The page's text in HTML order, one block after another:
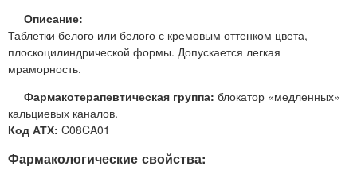
Описание:
Таблетки белого или белого с кремовым оттенком цвета,
плоскоцилиндрической формы. Допускается легкая
мраморность.
Фармакотерапевтическая группа: блокатор «медленных»
кальциевых каналов.
Код АТХ: C08CA01
Фармакологические свойства: